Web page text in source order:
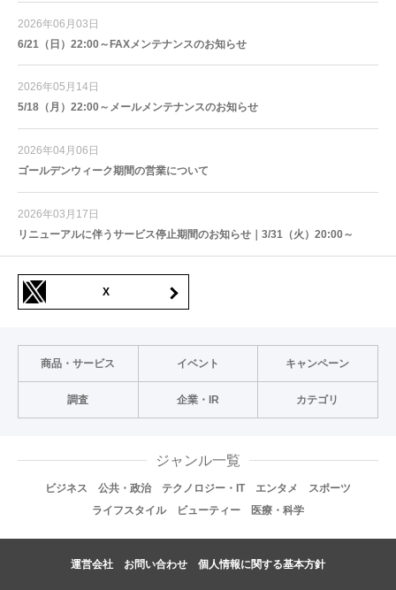
2026年06月03日
6/21（日）22:00～FAXメンテナンスのお知らせ
2026年05月14日
5/18（月）22:00～メールメンテナンスのお知らせ
2026年04月06日
ゴールデンウィーク期間の営業について
2026年03月17日
リニューアルに伴うサービス停止期間のお知らせ｜3/31（火）20:00～
X
商品・サービス イベント キャンペーン
調査 企業・IR カテゴリ
ジャンル一覧
ビジネス 公共・政治 テクノロジー・IT エンタメ
スポーツ
ライフスタイル
ビューティー 医療・科学
運営会社 お問い合わせ 個人情報に関する基本方針